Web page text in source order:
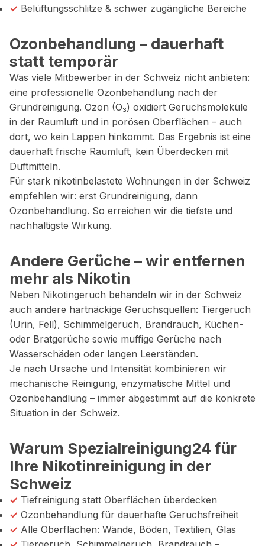
✓ Belüftungsschlitze & schwer zugängliche Bereiche
Ozonbehandlung – dauerhaft
statt temporär
Was viele Mitbewerber in der Schweiz nicht anbieten:
eine professionelle Ozonbehandlung nach der
Grundreinigung. Ozon (O₃) oxidiert Geruchsmoleküle
in der Raumluft und in porösen Oberflächen – auch
dort, wo kein Lappen hinkommt. Das Ergebnis ist eine
dauerhaft frische Raumluft, kein Überdecken mit
Duftmitteln.
Für stark nikotinbelastete Wohnungen in der Schweiz
empfehlen wir: erst Grundreinigung, dann
Ozonbehandlung. So erreichen wir die tiefste und
nachhaltigste Wirkung.
Andere Gerüche – wir entfernen
mehr als Nikotin
Neben Nikotingeruch behandeln wir in der Schweiz
auch andere hartnäckige Geruchsquellen: Tiergeruch
(Urin, Fell), Schimmelgeruch, Brandrauch, Küchen-
oder Bratgerüche sowie muffige Gerüche nach
Wasserschäden oder langen Leerständen.
Je nach Ursache und Intensität kombinieren wir
mechanische Reinigung, enzymatische Mittel und
Ozonbehandlung – immer abgestimmt auf die konkrete
Situation in der Schweiz.
Warum Spezialreinigung24 für
Ihre Nikotinreinigung in der
Schweiz
✓ Tiefreinigung statt Oberflächen überdecken
✓ Ozonbehandlung für dauerhafte Geruchsfreiheit
✓ Alle Oberflächen: Wände, Böden, Textilien, Glas